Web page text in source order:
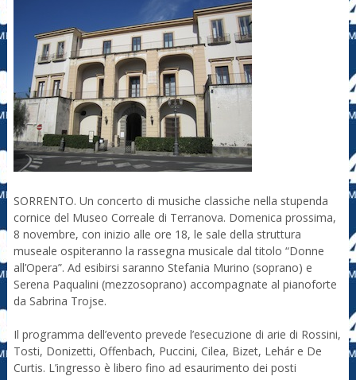
SORRENTO. Un concerto di musiche classiche nella stupenda
cornice del Museo Correale di Terranova. Domenica prossima,
8 novembre, con inizio alle ore 18, le sale della struttura
museale ospiteranno la rassegna musicale dal titolo “Donne
all’Opera”. Ad esibirsi saranno Stefania Murino (soprano) e
Serena Paqualini (mezzosoprano) accompagnate al pianoforte
da Sabrina Trojse.
Il programma dell’evento prevede l’esecuzione di arie di Rossini,
Tosti, Donizetti, Offenbach, Puccini, Cilea, Bizet, Lehár e De
Curtis. L’ingresso è libero fino ad esaurimento dei posti